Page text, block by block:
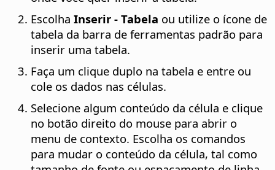
Escolha Inserir - Tabela ou utilize o ícone de
tabela da barra de ferramentas padrão para
inserir uma tabela.
Faça um clique duplo na tabela e entre ou
cole os dados nas células.
Selecione algum conteúdo da célula e clique
no botão direito do mouse para abrir o
menu de contexto. Escolha os comandos
para mudar o conteúdo da célula, tal como